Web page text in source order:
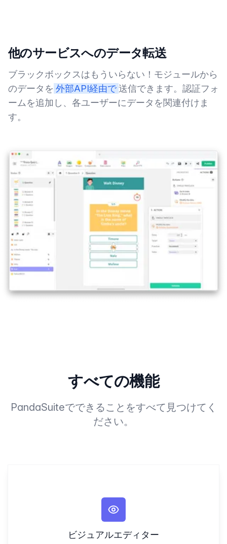
他のサービスへのデータ転送
ブラックボックスはもういらない！モジュールから
のデータを 外部API経由で送信できます。認証フォ
ームを追加し、各ユーザーにデータを関連付けま
す。
すべての機能
PandaSuiteでできることをすべて見つけてく
ださい。
ビジュアルエディター